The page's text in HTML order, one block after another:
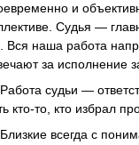
и
Судья —
Вся наша работа
за исполнение
Работа судьи —
кто-то, кто избрал
Близкие всегда с